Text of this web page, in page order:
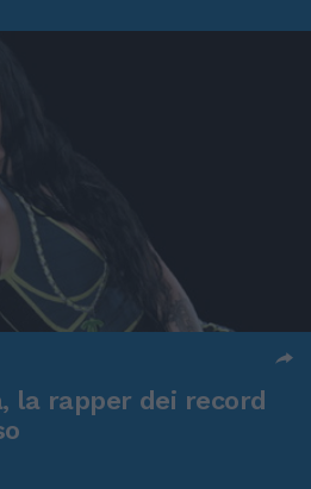
la rapper dei record